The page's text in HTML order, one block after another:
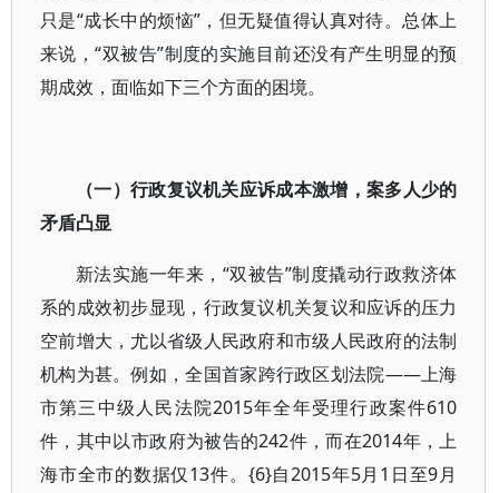
只是“成长中的烦恼”，但无疑值得认真对待。总体上
来说，“双被告”制度的实施目前还没有产生明显的预
期成效，面临如下三个方面的困境。
（一）行政复议机关应诉成本激增，案多人少的
矛盾凸显
新法实施一年来，“双被告”制度撬动行政救济体
系的成效初步显现，行政复议机关复议和应诉的压力
空前增大，尤以省级人民政府和市级人民政府的法制
机构为甚。例如，全国首家跨行政区划法院——上海
市第三中级人民法院2015年全年受理行政案件610
件，其中以市政府为被告的242件，而在2014年，上
海市全市的数据仅13件。{6}自2015年5月1日至9月